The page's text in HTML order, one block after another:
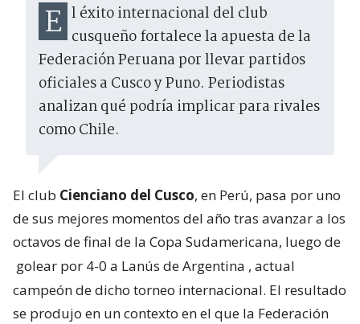
El éxito internacional del club cusqueño fortalece la apuesta de la
Federación Peruana por llevar partidos
oficiales a Cusco y Puno. Periodistas
analizan qué podría implicar para rivales
como Chile.
El club Cienciano del Cusco, en Perú, pasa por uno
de sus mejores momentos del año tras avanzar a los
octavos de final de la Copa Sudamericana, luego de
golear por 4-0 a Lanús de Argentina , actual
campeón de dicho torneo internacional. El resultado
se produjo en un contexto en el que la Federación